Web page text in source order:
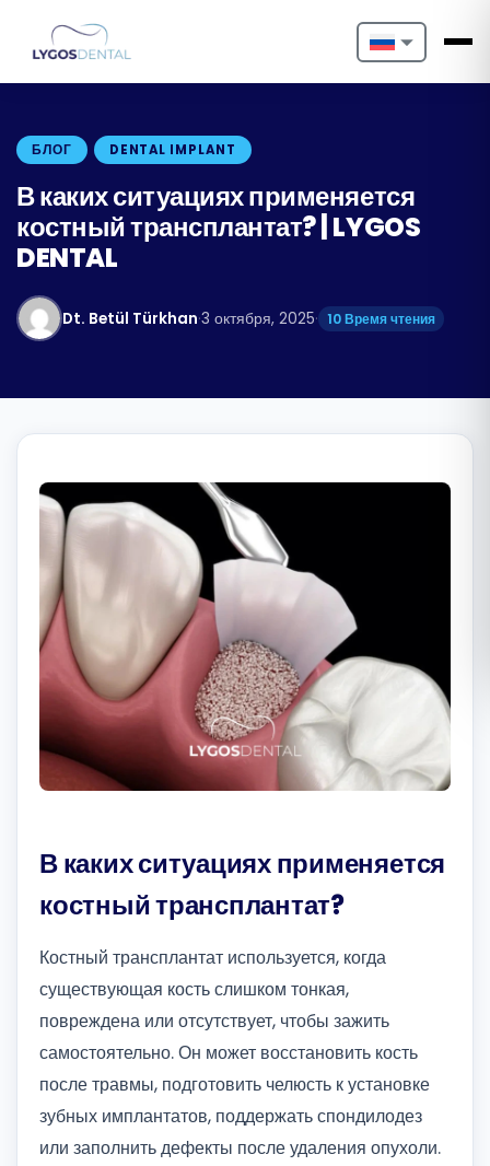
Nederlands
Deutsch
Español
Italiano
Български
БЛОГ DENTAL IMPLANT
В каких ситуациях применяется
костный трансплантат? | LYGOS
DENTAL
Dt. Betül Türkhan·3 октября, 2025· 10 Время чтения
В каких ситуациях применяется
костный трансплантат?
Костный трансплантат используется, когда
существующая кость слишком тонкая,
повреждена или отсутствует, чтобы зажить
самостоятельно. Он может восстановить кость
после травмы, подготовить челюсть к установке
зубных имплантатов, поддержать спондилодез
или заполнить дефекты после удаления опухоли.